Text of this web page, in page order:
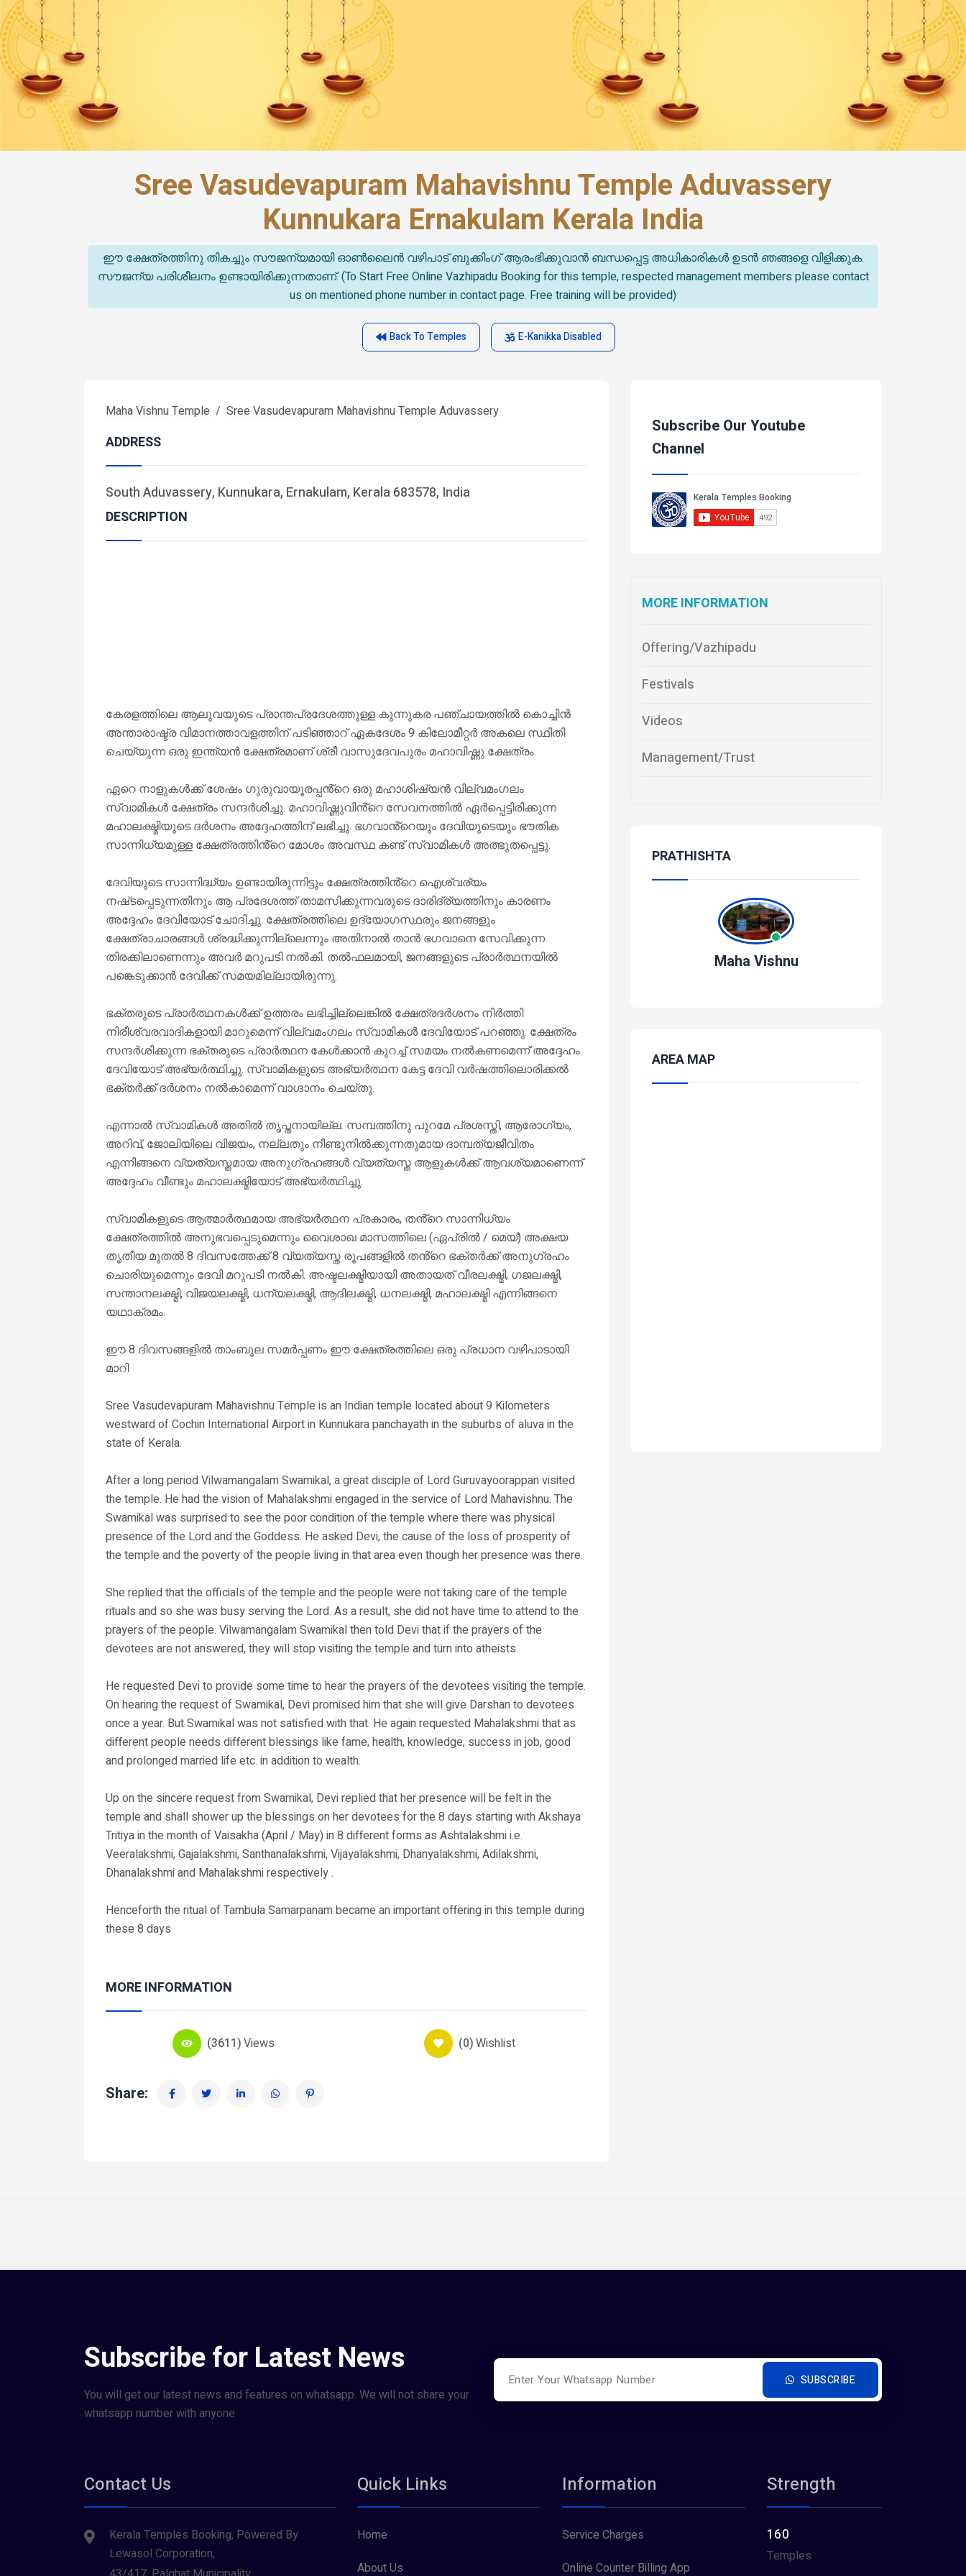
Sree Vasudevapuram Mahavishnu Temple Aduvassery
Kunnukara Ernakulam Kerala India
ഈ ക്ഷേത്രത്തിനു തികച്ചും സൗജന്യമായി ഓൺലൈൻ വഴിപാട് ബുക്കിംഗ് ആരംഭിക്കുവാൻ ബന്ധപ്പെട്ട അധികാരികൾ ഉടൻ ഞങ്ങളെ വിളിക്കുക.
സൗജന്യ പരിശീലനം ഉണ്ടായിരിക്കുന്നതാണ്. (To Start Free Online Vazhipadu Booking for this temple, respected management members please contact
us on mentioned phone number in contact page. Free training will be provided)
Back To Temples E-Kanikka Disabled
Maha Vishnu Temple Sree Vasudevapuram Mahavishnu Temple Aduvassery
ADDRESS
South Aduvassery, Kunnukara, Ernakulam, Kerala 683578, India
DESCRIPTION
കേരളത്തിലെ ആലുവയുടെ പ്രാന്തപ്രദേശത്തുള്ള കുന്നുകര പഞ്ചായത്തിൽ കൊച്ചിൻ
അന്താരാഷ്ട്ര വിമാനത്താവളത്തിന് പടിഞ്ഞാറ് ഏകദേശം 9 കിലോമീറ്റർ അകലെ സ്ഥിതി
ചെയ്യുന്ന ഒരു ഇന്ത്യൻ ക്ഷേത്രമാണ് ശ്രീ വാസുദേവപുരം മഹാവിഷ്ണു ക്ഷേത്രം.
ഏറെ നാളുകൾക്ക് ശേഷം ഗുരുവായൂരപ്പൻ്റെ ഒരു മഹാശിഷ്യൻ വില്വമംഗലം
സ്വാമികൾ ക്ഷേത്രം സന്ദർശിച്ചു. മഹാവിഷ്ണുവിൻ്റെ സേവനത്തിൽ ഏർപ്പെട്ടിരിക്കുന്ന
മഹാലക്ഷ്മിയുടെ ദർശനം അദ്ദേഹത്തിന് ലഭിച്ചു. ഭഗവാൻ്റെയും ദേവിയുടെയും ഭൗതിക
സാന്നിധ്യമുള്ള ക്ഷേത്രത്തിൻ്റെ മോശം അവസ്ഥ കണ്ട് സ്വാമികൾ അത്ഭുതപ്പെട്ടു.
ദേവിയുടെ സാന്നിദ്ധ്യം ഉണ്ടായിരുന്നിട്ടും ക്ഷേത്രത്തിൻ്റെ ഐശ്വര്യം
നഷ്‌ടപ്പെടുന്നതിനും ആ പ്രദേശത്ത് താമസിക്കുന്നവരുടെ ദാരിദ്ര്യത്തിനും കാരണം
അദ്ദേഹം ദേവിയോട് ചോദിച്ചു. ക്ഷേത്രത്തിലെ ഉദ്യോഗസ്ഥരും ജനങ്ങളും
ക്ഷേത്രാചാരങ്ങൾ ശ്രദ്ധിക്കുന്നില്ലെന്നും അതിനാൽ താൻ ഭഗവാനെ സേവിക്കുന്ന
തിരക്കിലാണെന്നും അവർ മറുപടി നൽകി. തൽഫലമായി, ജനങ്ങളുടെ പ്രാർത്ഥനയിൽ
പങ്കെടുക്കാൻ ദേവിക്ക് സമയമില്ലായിരുന്നു.
ഭക്തരുടെ പ്രാർത്ഥനകൾക്ക് ഉത്തരം ലഭിച്ചില്ലെങ്കിൽ ക്ഷേത്രദർശനം നിർത്തി
നിരീശ്വരവാദികളായി മാറുമെന്ന് വില്വമംഗലം സ്വാമികൾ ദേവിയോട് പറഞ്ഞു. ക്ഷേത്രം
സന്ദർശിക്കുന്ന ഭക്തരുടെ പ്രാർത്ഥന കേൾക്കാൻ കുറച്ച് സമയം നൽകണമെന്ന് അദ്ദേഹം
ദേവിയോട് അഭ്യർത്ഥിച്ചു. സ്വാമികളുടെ അഭ്യർത്ഥന കേട്ട ദേവി വർഷത്തിലൊരിക്കൽ
ഭക്തർക്ക് ദർശനം നൽകാമെന്ന് വാഗ്ദാനം ചെയ്തു.
എന്നാൽ സ്വാമികൾ അതിൽ തൃപ്തനായില്ല. സമ്പത്തിനു പുറമേ പ്രശസ്തി, ആരോഗ്യം,
അറിവ്, ജോലിയിലെ വിജയം, നല്ലതും നീണ്ടുനിൽക്കുന്നതുമായ ദാമ്പത്യജീവിതം
എന്നിങ്ങനെ വ്യത്യസ്തമായ അനുഗ്രഹങ്ങൾ വ്യത്യസ്ത ആളുകൾക്ക് ആവശ്യമാണെന്ന്
അദ്ദേഹം വീണ്ടും മഹാലക്ഷ്മിയോട് അഭ്യർത്ഥിച്ചു.
സ്വാമികളുടെ ആത്മാർത്ഥമായ അഭ്യർത്ഥന പ്രകാരം, തൻ്റെ സാന്നിധ്യം
ക്ഷേത്രത്തിൽ അനുഭവപ്പെടുമെന്നും വൈശാഖ മാസത്തിലെ (ഏപ്രിൽ / മെയ്) അക്ഷയ
തൃതീയ മുതൽ 8 ദിവസത്തേക്ക് 8 വ്യത്യസ്ത രൂപങ്ങളിൽ തൻ്റെ ഭക്തർക്ക് അനുഗ്രഹം
ചൊരിയുമെന്നും ദേവി മറുപടി നൽകി. അഷ്ടലക്ഷ്മിയായി അതായത് വീരലക്ഷ്മി, ഗജലക്ഷ്മി,
സന്താനലക്ഷ്മി, വിജയലക്ഷ്മി, ധന്യലക്ഷ്മി, ആദിലക്ഷ്മി, ധനലക്ഷ്മി, മഹാലക്ഷ്മി എന്നിങ്ങനെ
യഥാക്രമം.
ഈ 8 ദിവസങ്ങളിൽ താംബൂല സമർപ്പണം ഈ ക്ഷേത്രത്തിലെ ഒരു പ്രധാന വഴിപാടായി
മാറി
Sree Vasudevapuram Mahavishnu Temple is an Indian temple located about 9 Kilometers
westward of Cochin International Airport in Kunnukara panchayath in the suburbs of aluva in the
state of Kerala.
After a long period Vilwamangalam Swamikal, a great disciple of Lord Guruvayoorappan visited
the temple. He had the vision of Mahalakshmi engaged in the service of Lord Mahavishnu. The
Swamikal was surprised to see the poor condition of the temple where there was physical
presence of the Lord and the Goddess. He asked Devi, the cause of the loss of prosperity of
the temple and the poverty of the people living in that area even though her presence was there.
She replied that the officials of the temple and the people were not taking care of the temple
rituals and so she was busy serving the Lord. As a result, she did not have time to attend to the
prayers of the people. Vilwamangalam Swamikal then told Devi that if the prayers of the
devotees are not answered, they will stop visiting the temple and turn into atheists.
He requested Devi to provide some time to hear the prayers of the devotees visiting the temple.
On hearing the request of Swamikal, Devi promised him that she will give Darshan to devotees
once a year. But Swamikal was not satisfied with that. He again requested Mahalakshmi that as
different people needs different blessings like fame, health, knowledge, success in job, good
and prolonged married life etc. in addition to wealth.
Up on the sincere request from Swamikal, Devi replied that her presence will be felt in the
temple and shall shower up the blessings on her devotees for the 8 days starting with Akshaya
Tritiya in the month of Vaisakha (April / May) in 8 different forms as Ashtalakshmi i.e.
Veeralakshmi, Gajalakshmi, Santhanalakshmi, Vijayalakshmi, Dhanyalakshmi, Adilakshmi,
Dhanalakshmi and Mahalakshmi respectively .
Henceforth the ritual of Tambula Samarpanam became an important offering in this temple during
these 8 days
MORE INFORMATION
(3611)Views (0)Wishlist
Share:
Subscribe Our Youtube
Channel
MORE INFORMATION
Offering/Vazhipadu
Festivals
Videos
Management/Trust
PRATHISHTA
Maha Vishnu
AREA MAP
Subscribe for Latest News
You will get our latest news and features on whatsapp. We will not share your
whatsapp number with anyone
SUBSCRIBE
Contact Us
Kerala Temples Booking, Powered By
Lewasol Corporation,
Quick Links
Home
About Us
Information
Service Charges
Online Counter Billing App
Strength
160
Temples